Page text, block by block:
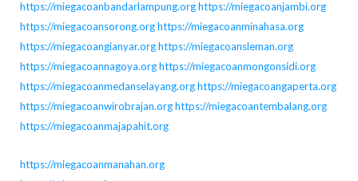
https://miegacoanbandarlampung.orghttps://miegacoanjambi.org
https://miegacoansorong.orghttps://miegacoanminahasa.org
https://miegacoangianyar.orghttps://miegacoansleman.org
https://miegacoannagoya.orghttps://miegacoanmongonsidi.org
https://miegacoanmedanselayang.orghttps://miegacoangaperta.org
https://miegacoanwirobrajan.orghttps://miegacoantembalang.org
https://miegacoanmajapahit.org
https://miegacoanmanahan.org